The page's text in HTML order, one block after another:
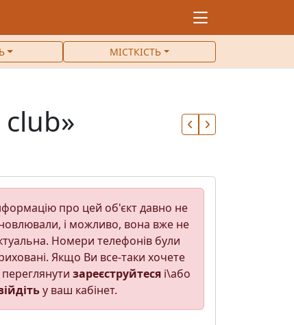
МІСТКІСТЬ
club»
про цей об'єкт давно не
і можливо, вона вже не
Номери телефонів були
Якщо Ви все-таки хочете
переглянути зареєструйтесяі\або
у ваш кабінет.